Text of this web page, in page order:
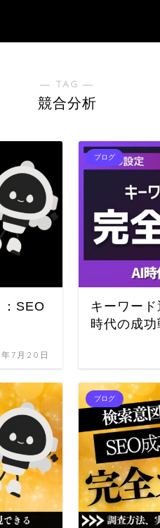
― TAG ―
競合分析
SEO
7月20日
ブログ
キーワー
時代の成
ブログ